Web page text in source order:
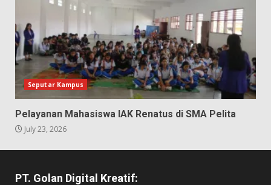
Seputar Kampus
Pelayanan Mahasiswa IAK Renatus di SMA Pelita
July 23, 2026
PT. Golan Digital Kreatif: